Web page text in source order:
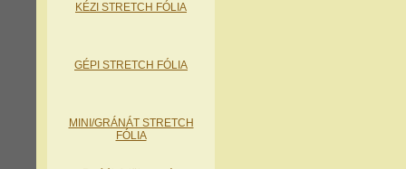
KÉZI STRETCH FÓLIA
GÉPI STRETCH FÓLIA
MINI/GRÁNÁT STRETCH
FÓLIA